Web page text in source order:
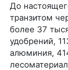
До
транзитом
более 37
удобрений,
алюминия,